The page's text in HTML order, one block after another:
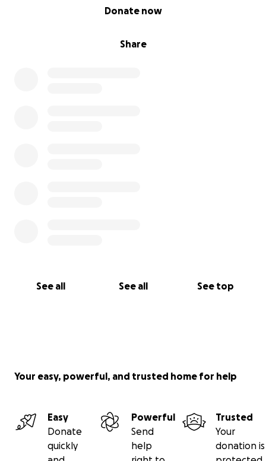
Share
Donate now
See all See all See top
Your easy, powerful, and trusted home for help
Easy
Donate
quickly
Powerful
Send
help
Trusted
Your
donation is